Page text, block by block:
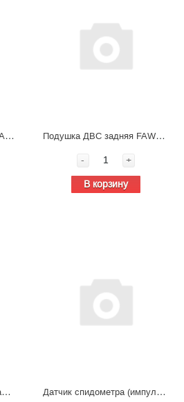
Подушка ДВС передняя FAW J7 CA6DM3 1001040-2000/F
Подушка ДВС задняя FAW J7 CA6DM3 1001060-2000/E
-
+
В корзину
Дросельная заслонка (клапан) для тягача FAW J7 3603135-50 4/B*0000
Датчик спидометра (импульсный) FAW J7 0501.210.855